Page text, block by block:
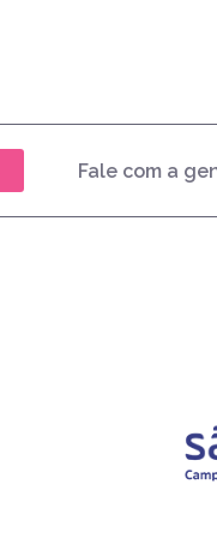
Fale com a